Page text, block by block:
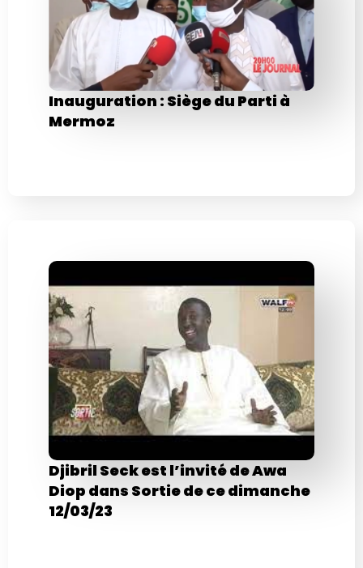
Inauguration : Siège du Parti à
Mermoz
Djibril Seck est l’invité de Awa
Diop dans Sortie de ce dimanche
12/03/23